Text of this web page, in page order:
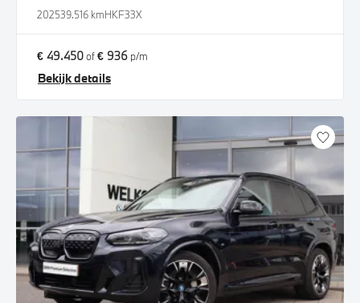
202539.516 kmHKF33X
€ 49.450of€ 936 p/m
Bekijk details